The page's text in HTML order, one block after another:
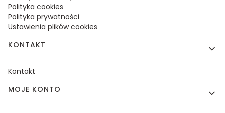
Polityka cookies
Polityka prywatności
Ustawienia plików cookies
KONTAKT
Kontakt
MOJE KONTO